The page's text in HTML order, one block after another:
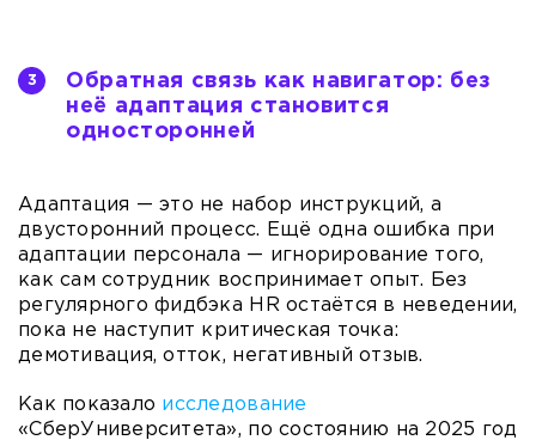
Обратная связь как навигатор: без
неё адаптация становится
односторонней
Адаптация — это не набор инструкций, а
двусторонний процесс. Ещё одна ошибка при
адаптации персонала — игнорирование того,
как сам сотрудник воспринимает опыт. Без
регулярного фидбэка HR остаётся в неведении,
пока не наступит критическая точка:
демотивация, отток, негативный отзыв.
Как показало исследование
«СберУниверситета», по состоянию на 2025 год